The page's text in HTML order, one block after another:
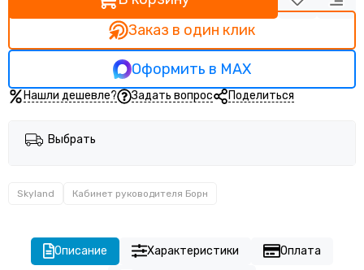
Кабинет руководителя Тренд (Trend)
Заказ в один клик
Оформить в MAX
Нашли дешевле? Задать вопрос Поделиться
Выбрать
Skyland Кабинет руководителя Борн
Описание Характеристики
Оплата